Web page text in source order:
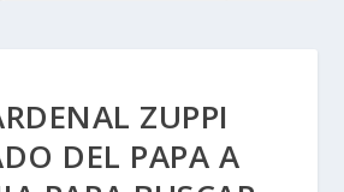
ZUPPI
DEL PAPA A